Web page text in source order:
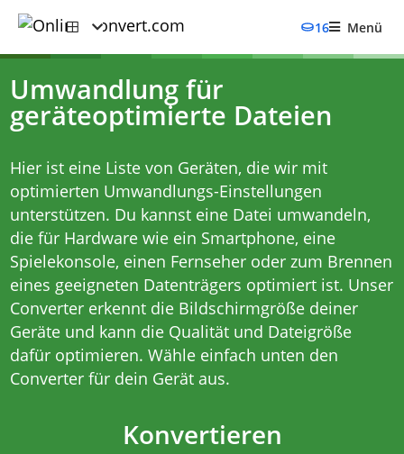
16 Menü
Umwandlung für
geräteoptimierte Dateien
Hier ist eine Liste von Geräten, die wir mit
optimierten Umwandlungs-Einstellungen
unterstützen. Du kannst eine Datei umwandeln,
die für Hardware wie ein Smartphone, eine
Spielekonsole, einen Fernseher oder zum Brennen
eines geeigneten Datenträgers optimiert ist. Unser
Converter erkennt die Bildschirmgröße deiner
Geräte und kann die Qualität und Dateigröße
dafür optimieren. Wähle einfach unten den
Converter für dein Gerät aus.
Konvertieren